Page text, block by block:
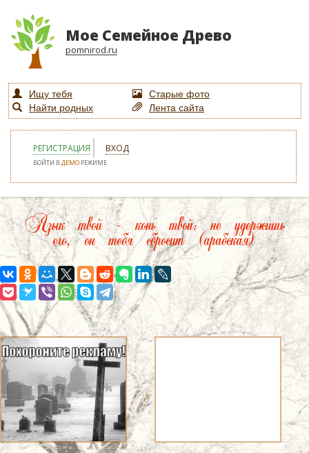
Мое Семейное Древо
pomnirod.ru
Ищу тебя
Старые фото
Найти родных
Лента сайта
РЕГИСТРАЦИЯ ВХОД
ВОЙТИ ВДЕМО РЕЖИМЕ
Язык твой – конь твой: не удержишь
его, он тебя сбросит (арабская)